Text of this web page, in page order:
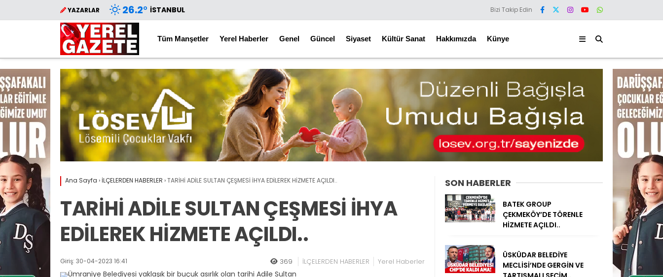
YAZARLAR 26.2° İSTANBUL Bizi Takip Edin
Tüm Manşetler Yerel Haberler Genel Güncel Siyaset Kültür Sanat Hakkımızda Künye
Ana Sayfa › İLÇELERDEN HABERLER ›TARİHİ ADİLE SULTAN ÇEŞMESİ İHYA EDİLEREK HİZMETE AÇILDI..
TARİHİ ADİLE SULTAN ÇEŞMESİ İHYA
EDİLEREK HİZMETE AÇILDI..
Giriş: 30-04-2023 16:41 369 İLÇELERDEN HABERLER Yerel Haberler
SON HABERLER
BATEK GROUP
ÇEKMEKÖY’DE TÖRENLE
HİZMETE AÇILDI..
ÜSKÜDAR BELEDİYE
MECLİSİ’NDE GERGİN VE